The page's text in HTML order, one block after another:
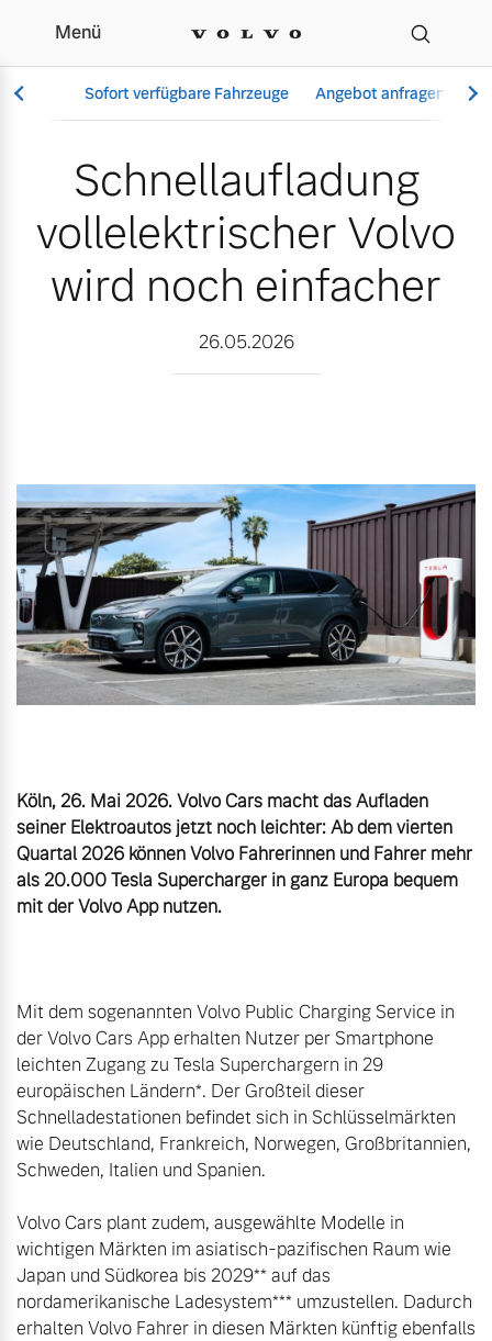
Schnellaufladung
Menü
Sofort verfügbare Fahrzeuge Angebot anfragen
Vollelektrisch
6 Modelle
Mild-Hybrid
4 Modelle
Editionsmodelle
Konnektivität
Fahrzeug konfigurieren
Sofort verfügbare Fahrzeuge
Volvo Selekt
Gebrauchtwagen
Die Neuwagenalternative
Mehr erfahren
Aktuelle Angebote
Geschäftskunden
Volvo Gebrauchtwagenbörse
Gebrauchtwagen
Volvo kauft Ihr Auto
Service by Volvo
Volvo Winter- und
Sommer Kompletträder.
Bitte sprechen Sie uns
direkt an.
Mehr erfahren
Frühjahrscheck
Entdecken Sie unsere
saisonalen Angebote.
Mehr erfahren
Unser Team
Kontakt und Anfahrt
Unsere News & Events
Schnellaufladung
vollelektrischer Volvo
wird noch einfacher
26.05.2026
Köln, 26. Mai 2026. Volvo Cars macht das Aufladen
seiner Elektroautos jetzt noch leichter: Ab dem vierten
Quartal 2026 können Volvo Fahrerinnen und Fahrer mehr
als 20.000 Tesla Supercharger in ganz Europa bequem
Mit dem sogenannten Volvo Public Charging Service in
der Volvo Cars App erhalten Nutzer per Smartphone
leichten Zugang zu Tesla Superchargern in 29
europäischen Ländern*. Der Großteil dieser
Schnelladestationen befindet sich in Schlüsselmärkten
wie Deutschland, Frankreich, Norwegen, Großbritannien,
Schweden, Italien und Spanien.
Volvo Cars plant zudem, ausgewählte Modelle in
wichtigen Märkten im asiatisch-pazifischen Raum wie
Japan und Südkorea bis 2029** auf das
nordamerikanische Ladesystem*** umzustellen. Dadurch
erhalten Volvo Fahrer in diesen Märkten künftig ebenfalls